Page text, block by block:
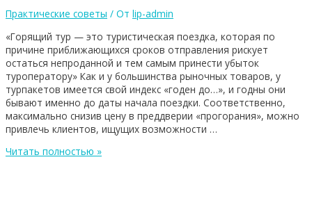
Практические советы / От lip-admin
«Горящий тур — это туристическая поездка, которая по
причине приближающихся сроков отправления рискует
остаться непроданной и тем самым принести убыток
туроператору» Как и у большинства рыночных товаров, у
турпакетов имеется свой индекс «годен до…», и годны они
бывают именно до даты начала поездки. Соответственно,
максимально снизив цену в преддверии «прогорания», можно
привлечь клиентов, ищущих возможности …
Читать полностью »